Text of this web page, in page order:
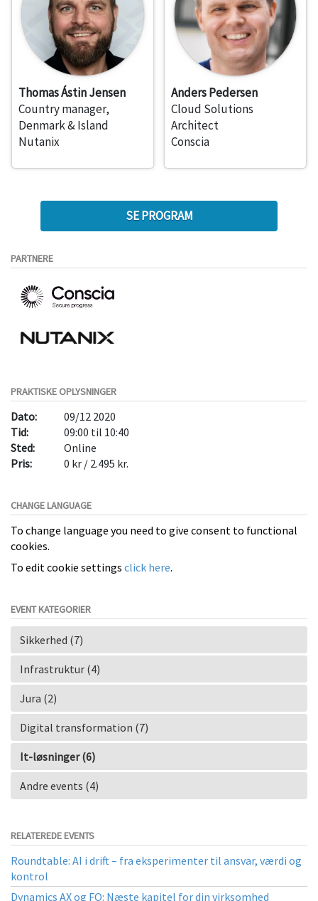
Thomas Ástin Jensen
Country manager,
Denmark & Island
Nutanix
Anders Pedersen
Cloud Solutions
Architect
Conscia
SE PROGRAM
PARTNERE
PRAKTISKE OPLYSNINGER
Dato:
09/12 2020
Tid:
09:00 til 10:40
Sted:
Online
Pris:
0 kr / 2.495 kr.
CHANGE LANGUAGE
To change language you need to give consent to functional
cookies.
To edit cookie settings click here.
EVENT KATEGORIER
Sikkerhed (7)
Infrastruktur (4)
Jura (2)
Digital transformation (7)
It-løsninger (6)
Andre events (4)
RELATEREDE EVENTS
Roundtable: AI i drift – fra eksperimenter til ansvar, værdi og
kontrol
Dynamics AX og FO: Næste kapitel for din virksomhed